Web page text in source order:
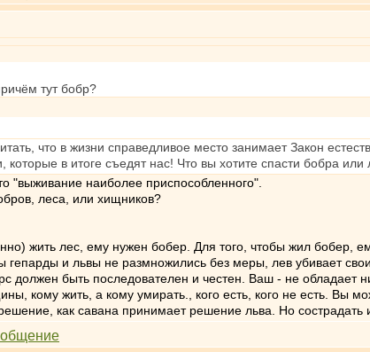
тут бобр?
что в жизни справедливое место занимает Закон
в итоге съедят нас! Что вы хотите спасти бобра или
"выживание наиболее приспособленного".
леса, или хищников?
жить лес, ему нужен бобер. Для того, чтобы жил бобер,
гепарды и львы не размножились без меры, лев убивает
должен быть последователен и честен. Ваш - не
кому жить, а кому умирать., кого есть, кого не есть. Вы
как савана принимает решение льва. Но сострадать